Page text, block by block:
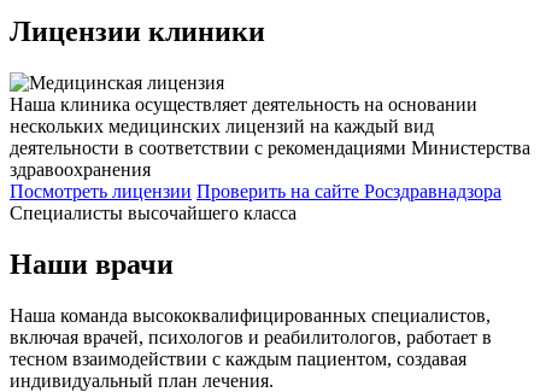
Лицензии клиники
Наша клиника осуществляет деятельность на основании
нескольких медицинских лицензий на каждый вид
деятельности в соответствии с рекомендациями Министерства
здравоохранения
Посмотреть лицензии Проверить на сайте Росздравнадзора
Специалисты высочайшего класса
Наши врачи
Наша команда высококвалифицированных специалистов,
включая врачей, психологов и реабилитологов, работает в
тесном взаимодействии с каждым пациентом, создавая
индивидуальный план лечения.